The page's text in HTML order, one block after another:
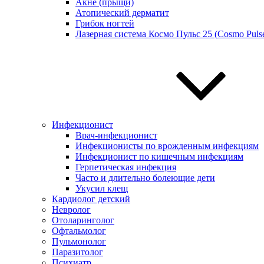
Акне (прыщи)
Атопический дерматит
Грибок ногтей
Лазерная система Космо Пульс 25 (Cosmo
Инфекционист
Врач-инфекционист
Инфекционисты по врожденным инфекциям
Инфекционист по кишечным инфекциям
Герпетическая инфекция
Часто и длительно болеющие дети
Укусил клещ
Кардиолог детский
Невролог
Отоларинголог
Офтальмолог
Пульмонолог
Паразитолог